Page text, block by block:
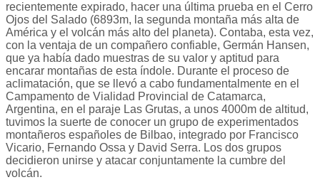
recientemente expirado, hacer una última prueba en el Cerro
Ojos del Salado (6893m, la segunda montaña más alta de
América y el volcán más alto del planeta). Contaba, esta vez,
con la ventaja de un compañero confiable, Germán Hansen,
que ya había dado muestras de su valor y aptitud para
encarar montañas de esta índole. Durante el proceso de
aclimatación, que se llevó a cabo fundamentalmente en el
Campamento de Vialidad Provincial de Catamarca,
Argentina, en el paraje Las Grutas, a unos 4000m de altitud,
tuvimos la suerte de conocer un grupo de experimentados
montañeros españoles de Bilbao, integrado por Francisco
Vicario, Fernando Ossa y David Serra. Los dos grupos
decidieron unirse y atacar conjuntamente la cumbre del
volcán.